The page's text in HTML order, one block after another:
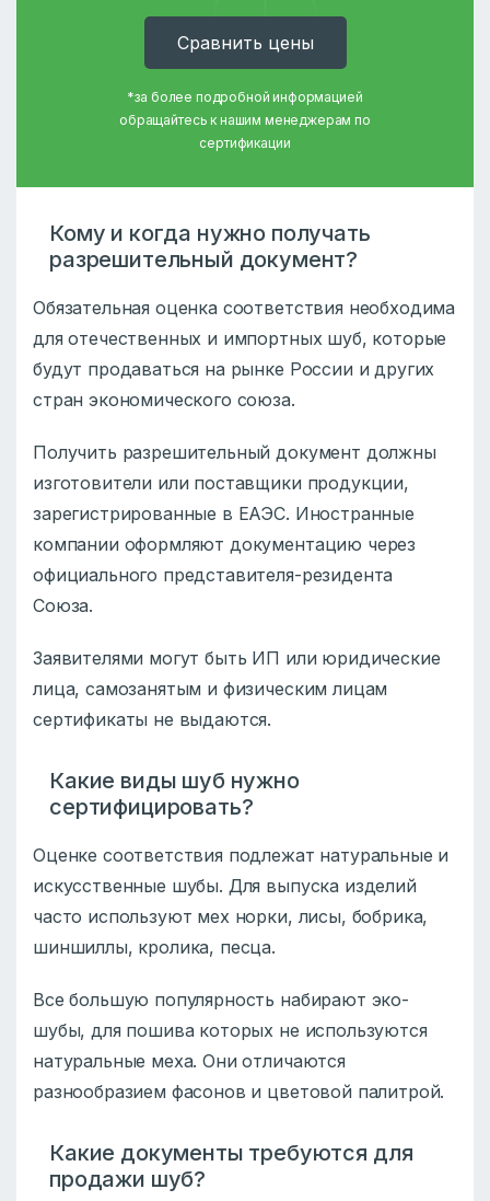
Cравнить цены
*за более подробной информацией
обращайтесь к нашим менеджерам по
сертификации
Кому и когда нужно получать
разрешительный документ?
Обязательная оценка соответствия необходима
для отечественных и импортных шуб, которые
будут продаваться на рынке России и других
стран экономического союза.
Получить разрешительный документ должны
изготовители или поставщики продукции,
зарегистрированные в ЕАЭС. Иностранные
компании оформляют документацию через
официального представителя-резидента
Союза.
Заявителями могут быть ИП или юридические
лица, самозанятым и физическим лицам
сертификаты не выдаются.
Какие виды шуб нужно
сертифицировать?
Оценке соответствия подлежат натуральные и
искусственные шубы. Для выпуска изделий
часто используют мех норки, лисы, бобрика,
шиншиллы, кролика, песца.
Все большую популярность набирают эко-
шубы, для пошива которых не используются
натуральные меха. Они отличаются
разнообразием фасонов и цветовой палитрой.
Какие документы требуются для
продажи шуб?